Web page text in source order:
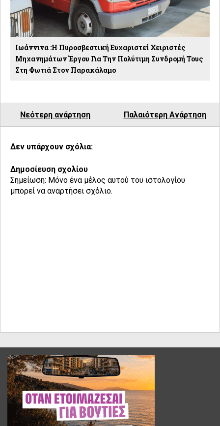
Ιωάννινα :Η Πυροσβεστική Ευχαριστεί Χειριστές
Μηχανημάτων Έργου Για Την Πολύτιμη Συνδρομή Τους
Στη Φωτιά Στον Παρακάλαμο
Νεότερη ανάρτηση Παλαιότερη Ανάρτηση
Δεν υπάρχουν σχόλια:
Δημοσίευση σχολίου
Σημείωση: Μόνο ένα μέλος αυτού του ιστολογίου
μπορεί να αναρτήσει σχόλιο.